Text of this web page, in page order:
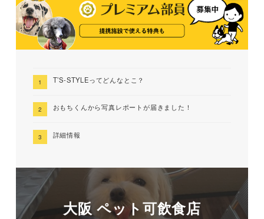
T’S-STYLEってどんなとこ？
おもちくんから写真レポートが届きました！
詳細情報
大阪 ペット可飲食店